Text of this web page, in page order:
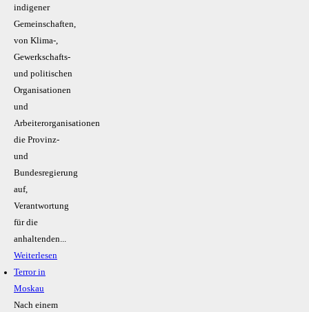
indigener
Gemeinschaften,
von Klima-,
Gewerkschafts-
und politischen
Organisationen
und
Arbeiterorganisationen
die Provinz-
und
Bundesregierung
auf,
Verantwortung
für die
anhaltenden...
Weiterlesen
Terror in
Moskau
Nach einem